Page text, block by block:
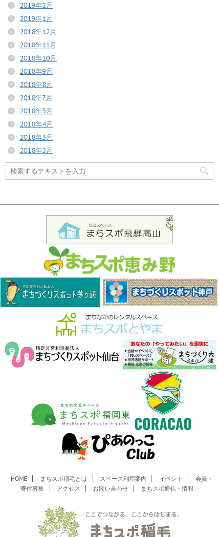
2019年2月
2019年1月
2018年12月
2018年11月
2018年10月
2018年9月
2018年8月
2018年7月
2018年5月
2018年4月
2018年3月
2018年2月
HOME まちスポ稲毛とは スペース利用案内 イベント
会員・
寄付募集
アクセス お問い合わせ まちスポ通信・情報